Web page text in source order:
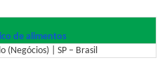
de alimentos
(Negócios) | SP – Brasil